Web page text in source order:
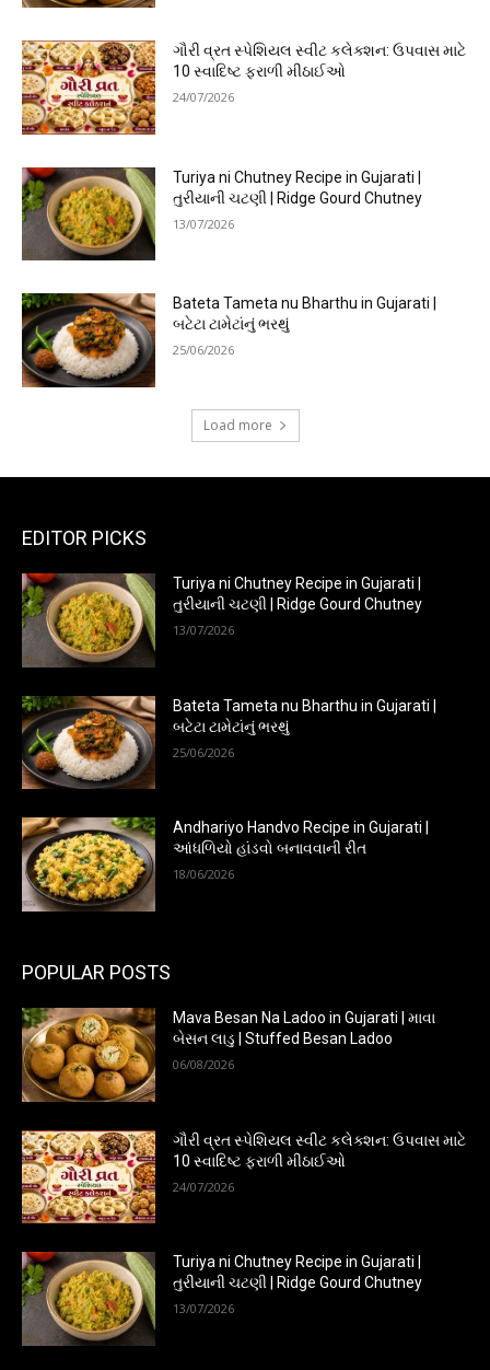
ગૌરી વ્રત સ્પેશિયલ સ્વીટ કલેક્શન: ઉપવાસ માટે
10 સ્વાદિષ્ટ ફરાળી મીઠાઈઓ
24/07/2026
Turiya ni Chutney Recipe in Gujarati |
તુરીયાની ચટણી | Ridge Gourd Chutney
13/07/2026
Bateta Tameta nu Bharthu in Gujarati |
બટેટા ટામેટાંનું ભરથું
25/06/2026
Load more
EDITOR PICKS
Turiya ni Chutney Recipe in Gujarati |
તુરીયાની ચટણી | Ridge Gourd Chutney
13/07/2026
Bateta Tameta nu Bharthu in Gujarati |
બટેટા ટામેટાંનું ભરથું
25/06/2026
Andhariyo Handvo Recipe in Gujarati |
આંધળિયો હાંડવો બનાવવાની રીત
18/06/2026
POPULAR POSTS
Mava Besan Na Ladoo in Gujarati | માવા
બેસન લાડુ | Stuffed Besan Ladoo
06/08/2026
ગૌરી વ્રત સ્પેશિયલ સ્વીટ કલેક્શન: ઉપવાસ માટે
10 સ્વાદિષ્ટ ફરાળી મીઠાઈઓ
24/07/2026
Turiya ni Chutney Recipe in Gujarati |
તુરીયાની ચટણી | Ridge Gourd Chutney
13/07/2026